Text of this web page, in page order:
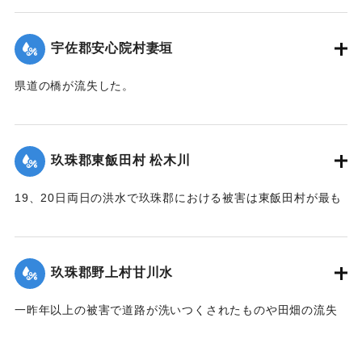
動車の運転手、10数名が必死になって復旧に務めたので19日
は人馬の通行も安全となったが、目下泥濘約5寸くらいの深さ
で極めて通行困難である。
【出典：大分新聞 大正12年6月22日 朝刊4面】
宇佐郡安心院村妻垣
県道の橋が流失した。
｜固有コード:00275046
玖珠郡東飯田村 松木川
19、20日両日の洪水で玖珠郡における被害は東飯田村が最も
され、川沿いの田地は洗い流されて荒涼を極めている。特に
松木川に架かる橋梁6ヶ所が流失したが、幸いに人畜の死傷は
なかった。この地方はおととしの洪水に大被害を被り、よう
兢々としている。
玖珠郡野上村甘川水
一昨年以上の被害で道路が洗いつくされたものや田畑の流失